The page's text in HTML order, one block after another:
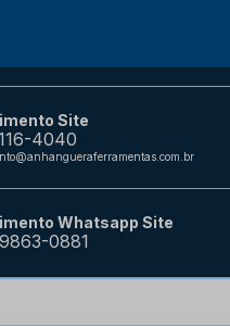
Site
4040
Whatsapp Site
0881